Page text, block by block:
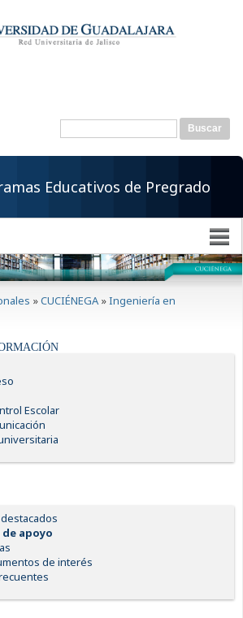
contenido
principal
Formulario de
Buscar
Educativos de Pregrado
»CUCIÉNEGA »Ingeniería en
Escolar
apoyo
de interés